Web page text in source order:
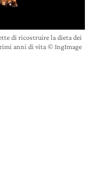
di ricostruire la dieta dei
anni di vita © IngImage